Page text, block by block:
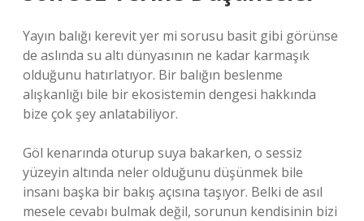
Yayın balığı kerevit yer mi sorusu basit gibi görünse
de aslında su altı dünyasının ne kadar karmaşık
olduğunu hatırlatıyor. Bir balığın beslenme
alışkanlığı bile bir ekosistemin dengesi hakkında
bize çok şey anlatabiliyor.
Göl kenarında oturup suya bakarken, o sessiz
yüzeyin altında neler olduğunu düşünmek bile
insanı başka bir bakış açısına taşıyor. Belki de asıl
mesele cevabı bulmak değil, sorunun kendisinin bizi